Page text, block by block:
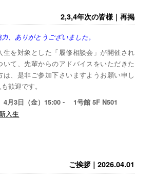
2,3,4年次の皆様｜再掲
、ありがとうございました。
生を対象とした「履修相談会」が開催され
いて、先輩からのアドバイスをいただきた
は、是非ご参加下さいますようお願い申し
歓迎です。
月3日（金）15:00 - 1号館 5F N501
入生
ご挨拶｜2026.04.01